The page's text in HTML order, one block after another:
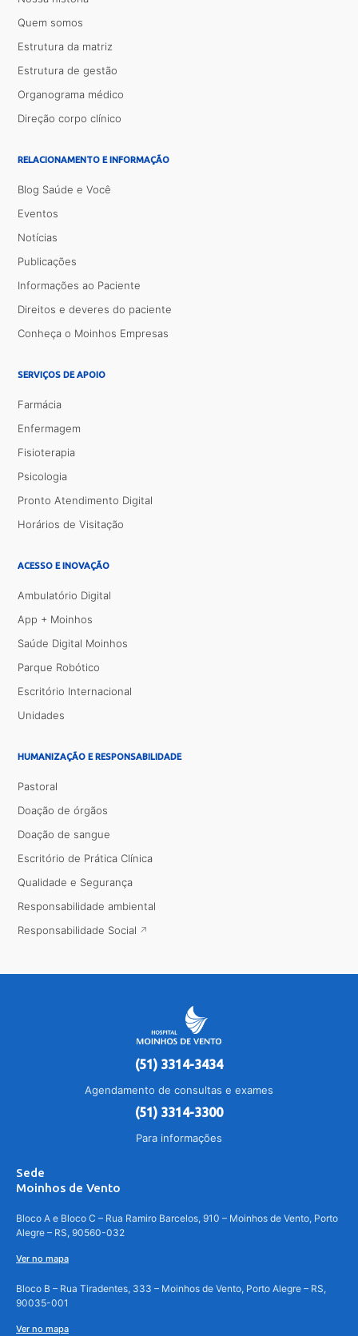
Quem somos
Estrutura da matriz
Estrutura de gestão
Organograma médico
Direção corpo clínico
RELACIONAMENTO E INFORMAÇÃO
Blog Saúde e Você
Eventos
Notícias
Publicações
Informações ao Paciente
Direitos e deveres do paciente
Conheça o Moinhos Empresas
SERVIÇOS DE APOIO
Farmácia
Enfermagem
Fisioterapia
Psicologia
Pronto Atendimento Digital
Horários de Visitação
ACESSO E INOVAÇÃO
Ambulatório Digital
App + Moinhos
Saúde Digital Moinhos
Parque Robótico
Escritório Internacional
Unidades
HUMANIZAÇÃO E RESPONSABILIDADE
Pastoral
Doação de órgãos
Doação de sangue
Escritório de Prática Clínica
Qualidade e Segurança
Responsabilidade ambiental
Responsabilidade Social
(51) 3314-3434
Agendamento de consultas e exames
(51) 3314-3300
Para informações
Sede
Moinhos de Vento
Bloco A e Bloco C – Rua Ramiro Barcelos, 910 – Moinhos de Vento, Porto
Alegre – RS, 90560-032
Ver no mapa
Bloco B – Rua Tiradentes, 333 – Moinhos de Vento, Porto Alegre – RS,
90035-001
Ver no mapa